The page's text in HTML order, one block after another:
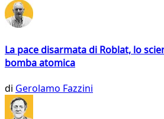
La pace disarmata di Roblat, lo
bomba atomica
di Gerolamo Fazzini